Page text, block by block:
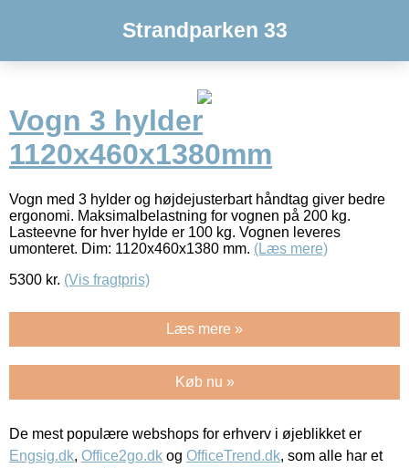
Strandparken 33
Vogn 3 hylder
1120x460x1380mm
Vogn med 3 hylder og højdejusterbart håndtag giver bedre
ergonomi. Maksimalbelastning for vognen på 200 kg.
Lasteevne for hver hylde er 100 kg. Vognen leveres
umonteret. Dim: 1120x460x1380 mm. (Læs mere)
5300 kr. (Vis fragtpris)
Læs mere »
Køb nu »
De mest populære webshops for erhverv i øjeblikket er
Engsig.dk, Office2go.dk og OfficeTrend.dk, som alle har et